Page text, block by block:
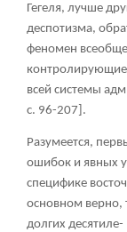
Гегеля, лучше
деспотизма,
феномен
контролирующие
всей системы
c. 96-207].
Разумеется,
ошибок и явных
специфике
основном верно,
долгих десятиле-